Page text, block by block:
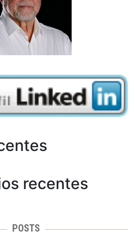
recentes
POSTS